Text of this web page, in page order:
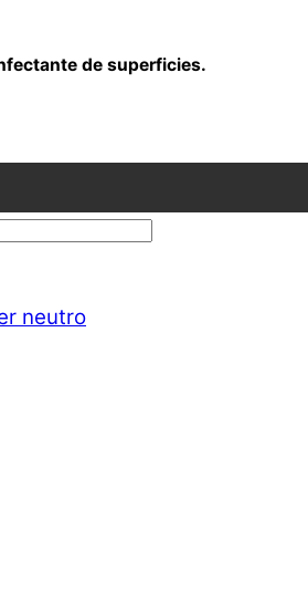
de superficies.
neutro